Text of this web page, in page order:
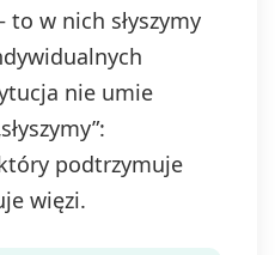
to w nich słyszymy
nie umie
podtrzymuje
więzi.